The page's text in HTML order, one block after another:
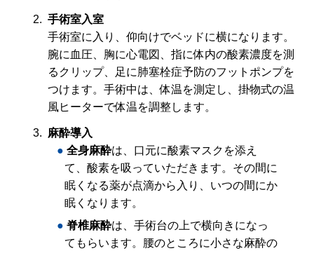
手術室入室
手術室に入り、仰向けでベッドに横になります。
腕に血圧、胸に心電図、指に体内の酸素濃度を測
るクリップ、足に肺塞栓症予防のフットポンプを
つけます。手術中は、体温を測定し、掛物式の温
風ヒーターで体温を調整します。
麻酔導入
全身麻酔は、口元に酸素マスクを添え
て、酸素を吸っていただきます。その間に
眠くなる薬が点滴から入り、いつの間にか
眠くなります。
脊椎麻酔は、手術台の上で横向きになっ
てもらいます。腰のところに小さな麻酔の